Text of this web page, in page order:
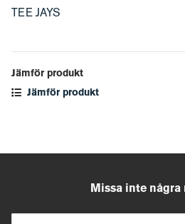
TEE JAYS
Jämför produkt
Jämför produkt
Missa inte några